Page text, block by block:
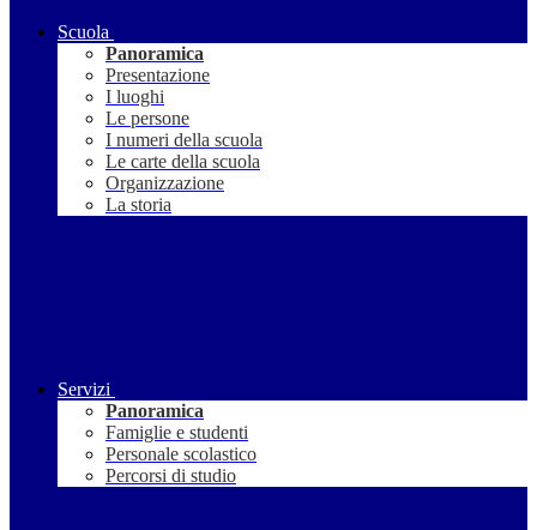
Scuola
Panoramica
Presentazione
I luoghi
Le persone
I numeri della scuola
Le carte della scuola
Organizzazione
La storia
Servizi
Panoramica
Famiglie e studenti
Personale scolastico
Percorsi di studio